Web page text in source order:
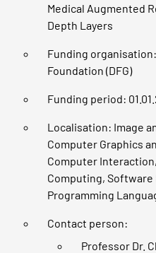
Medical Augmented
Depth Layers
Funding
Foundation (DFG)
Funding period:
Localisation: Image
Computer Graphics
Computer
Computing,
Programming
Contact person:
Professor Dr.